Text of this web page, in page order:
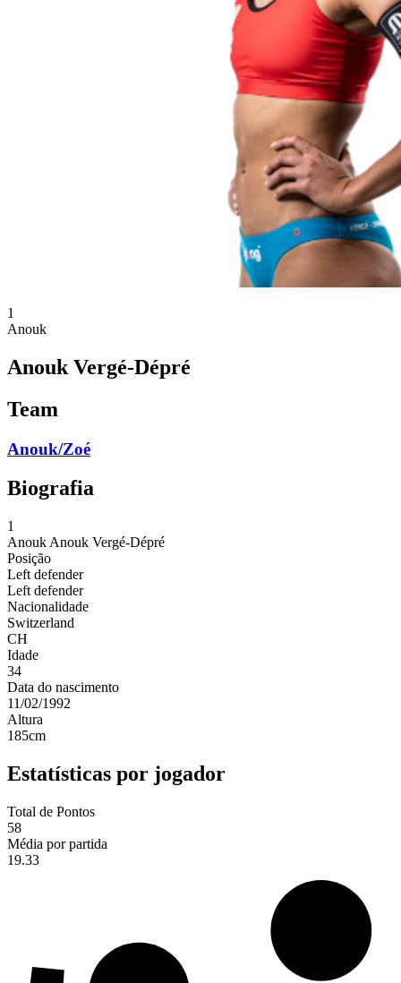
1
Anouk
Anouk Vergé-Dépré
Team
Anouk/Zoé
Biografia
1
Anouk Anouk Vergé-Dépré
Posição
Left defender
Left defender
Nacionalidade
Switzerland
CH
Idade
34
Data do nascimento
11/02/1992
Altura
185cm
Estatísticas por jogador
Total de Pontos
58
Média por partida
19.33